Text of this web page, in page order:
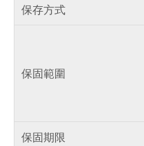
保存方式
保固範圍
保固期限